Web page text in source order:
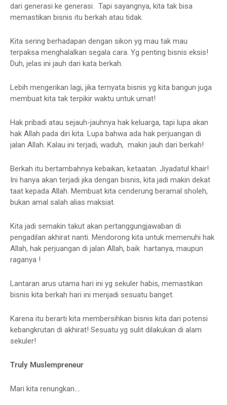
dari generasi ke generasi. Tapi sayangnya, kita tak bisa
memastikan bisnis itu berkah atau tidak.
Kita sering berhadapan dengan sikon yg mau tak mau
terpaksa menghalalkan segala cara. Yg penting bisnis eksis!
Duh, jelas ini jauh dari kata berkah.
Lebih mengerikan lagi, jika ternyata bisnis yg kita bangun juga
membuat kita tak terpikir waktu untuk umat!
Hak pribadi atau sejauh-jauhnya hak keluarga, tapi lupa akan
hak Allah pada diri kita. Lupa bahwa ada hak perjuangan di
jalan Allah. Kalau ini terjadi, waduh, makin jauh dari berkah!
Berkah itu bertambahnya kebaikan, ketaatan. Jiyadatul khair!
Ini hanya akan terjadi jika dengan bisnis, kita jadi makin dekat
taat kepada Allah. Membuat kita cenderung beramal sholeh,
bukan amal salah alias maksiat.
Kita jadi semakin takut akan pertanggungjawaban di
pengadilan akhirat nanti. Mendorong kita untuk memenuhi hak
Allah, hak perjuangan di jalan Allah, baik hartanya, maupun
raganya !
Lantaran arus utama hari ini yg sekuler habis, memastikan
bisnis kita berkah hari ini menjadi sesuatu banget.
Karena itu berarti kita membersihkan bisnis kita dari potensi
kebangkrutan di akhirat! Sesuatu yg sulit dilakukan di alam
sekuler!
Truly Muslempreneur
Mari kita renungkan....